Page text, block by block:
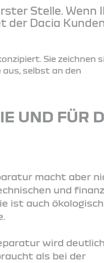
Stelle. Wenn
der Dacia
Sie zeichnen
selbst an den
UND FÜR
macht aber
und
ist auch
wird deutlich
als bei der